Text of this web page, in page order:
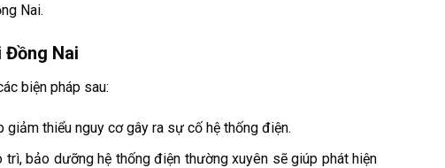
Nai.
Đồng Nai
biện pháp sau:
thiểu nguy cơ gây ra sự cố hệ thống điện.
bảo dưỡng hệ thống điện thường xuyên sẽ giúp phát hiện